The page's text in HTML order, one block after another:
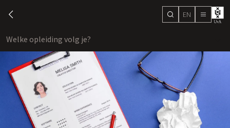
chevron-left search
EN menu
Welke opleiding volg je?